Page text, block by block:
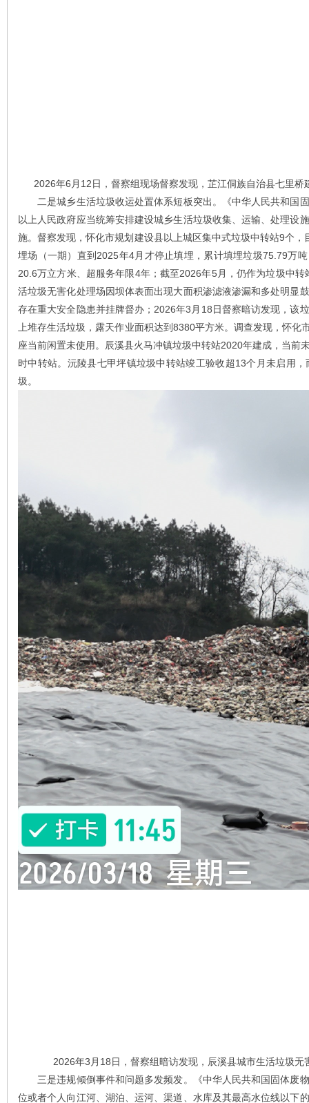
2026年6月12日，督察组现场督察发现，芷江侗族自治县七里
二是城乡生活垃圾收运处置体系短板突出。《中华人民共和国
以上人民政府应当统筹安排建设城乡生活垃圾收集、运输、处理设
施。督察发现，怀化市规划建设县以上城区集中式垃圾中转站9个
埋场（一期）直到2025年4月才停止填埋，累计填埋垃圾75.79万
20.6万立方米、超服务年限4年；截至2026年5月，仍作为垃圾中
活垃圾无害化处理场因坝体表面出现大面积渗滤液渗漏和多处明显
存在重大安全隐患并挂牌督办；2026年3月18日督察暗访发现，该
上堆存生活垃圾，露天作业面积达到8380平方米。调查发现，怀
座当前闲置未使用。辰溪县火马冲镇垃圾中转站2020年建成，当前
时中转站。沅陵县七甲坪镇垃圾中转站竣工验收超13个月未启用
圾。
2026年3月18日，督察组暗访发现，辰溪县城市生活垃圾无
三是违规倾倒事件和问题多发频发。《中华人民共和国固体废
位或者个人向江河、湖泊、运河、渠道、水库及其最高水位线以下